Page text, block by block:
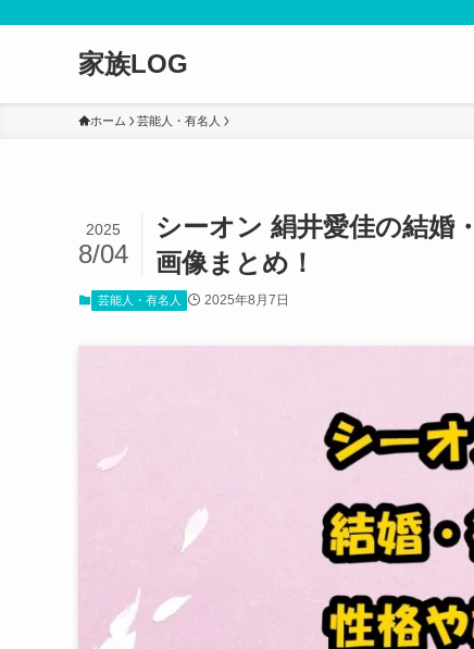
家族LOG
ホーム 芸能人・有名人
シーオン 絹井愛佳の結婚
画像まとめ！
2025
8/04
芸能人・有名人 2025年8月7日